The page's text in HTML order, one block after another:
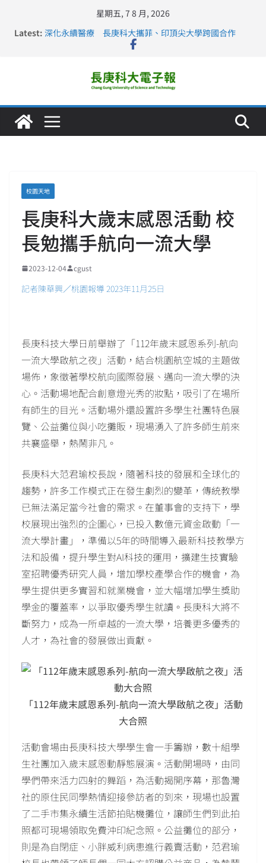
星期五, 7 8 月, 2026
Latest: 深化永續醫療 長庚科大攜菲、印頂尖大學跨國合作
長庚科大訪凱瑟醫療集團、美容學校收穫豐
仁德醫專與長庚科大締結策略聯盟 培育護理尖兵
長庚科大連四年穩居《遠見》醫學大學第5名 辦學實力再
校園天地
長庚科大歲末感恩活動 校
長勉攜手航向一流大學
2023-12-04 cgust
記者陳華興／桃園報導 2023年11月25日
長庚科技大學日前舉辦了「112年歲末感恩系列-航向
一流大學啟航之夜」活動，結合桃園航空城的主題做
場佈，象徵著學校航向國際發展、邁向一流大學的決
心。活動場地配合創意燈光秀的妝點，吸引了在場所
有師生的目光。活動場外還設置許多學生社團特色展
覽、公益攤位與小吃攤販，現場湧入了許多師生前來
共襄盛舉，熱鬧非凡。
長庚科大范君瑜校長說，隨著科技的發展和全球化的
趨勢，許多工作模式正在發生劇烈的變革，傳統教學
已無法滿足當今社會的需求。在董事會的支持下，學
校展現出強烈的企圖心，已投入數億元資金啟動「一
流大學計畫」，準備以5年的時間導入最新科技教學方
法和設備，提升學生對AI科技的運用，擴建生技實驗
室招聘優秀研究人員，增加學校產學合作的機會，為
學生提供更多實習和就業機會，並大幅增加學生獎助
學金的覆蓋率，以爭取優秀學生就讀。長庚科大將不
斷努力，成為一所卓越的一流大學，培養更多優秀的
人才，為社會的發展做出貢獻。
「112年歲末感恩系列-航向一流大學啟航之夜」活動
大合照
活動會場由長庚科技大學學生會一手籌辦，數十組學
生社團加入歲末感恩動靜態展演。活動開場時，由同
學們帶來活力四射的舞蹈，為活動揭開序幕，那魯灣
社的原住民同學熱情迎接參訪者的到來，現場也設置
了二手市集永續生活節拍貼機攤位，讓師生們到此拍
照都可現場領取免費沖印紀念照。公益攤位的部分，
則是為自閉症、小胖威利病患進行義賣活動，范君瑜